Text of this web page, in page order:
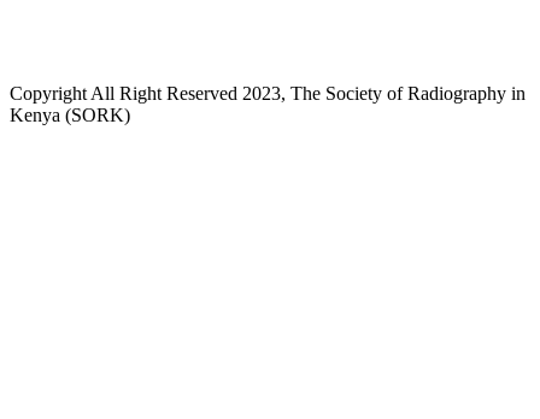
Copyright All Right Reserved 2023, The Society of Radiography in
Kenya (SORK)